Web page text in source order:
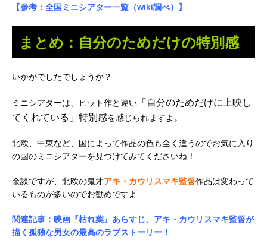
【参考：全国ミニシアター一覧（wiki調べ）】
まとめ：自分のためだけの特別感
いかがでしたでしょうか？
ミニシアターは、ヒット作と違い 「自分のためだけに上映し
てくれている」特別感を感じられますよ。
北欧、中東など、国によって作品の色も全く違うのでお気に入り
の国のミニシアターを見つけてみてくださいね！
余談ですが、北欧の鬼才アキ・カウリスマキ監督作品は変わって
いるものが多いのでお勧めですよ
関連記事：映画『枯れ葉』あらすじ、アキ・カウリスマキ監督が
描く孤独な男女の最高のラブストーリー！